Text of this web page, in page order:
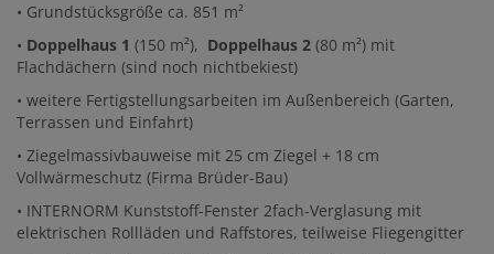
• Grundstücksgröße ca. 851 m²
• Doppelhaus 1 (150 m²), Doppelhaus 2 (80 m²) mit
Flachdächern (sind noch nichtbekiest)
• weitere Fertigstellungsarbeiten im Außenbereich (Garten,
Terrassen und Einfahrt)
• Ziegelmassivbauweise mit 25 cm Ziegel + 18 cm
Vollwärmeschutz (Firma Brüder-Bau)
• INTERNORM Kunststoff-Fenster 2fach-Verglasung mit
elektrischen Rollläden und Raffstores, teilweise Fliegengitter